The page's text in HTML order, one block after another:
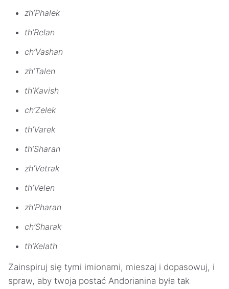
zh’Phalek
th’Relan
ch’Vashan
zh’Talen
th’Kavish
ch’Zelek
th’Varek
th’Sharan
zh’Vetrak
th’Velen
zh’Pharan
ch’Sharak
th’Kelath
Zainspiruj się tymi imionami, mieszaj i dopasowuj, i
spraw, aby twoja postać Andorianina była tak